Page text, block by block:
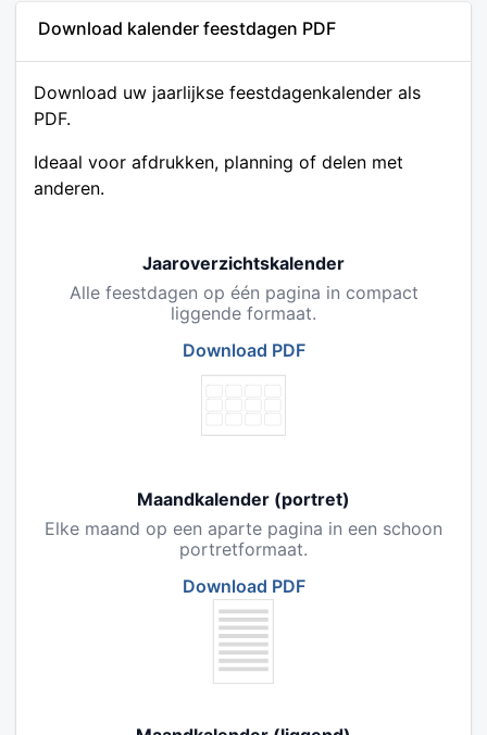
Download kalender feestdagen PDF
Download uw jaarlijkse feestdagenkalender als
PDF.
Ideaal voor afdrukken, planning of delen met
anderen.
Jaaroverzichtskalender
Alle feestdagen op één pagina in compact
liggende formaat.
Download PDF
Maandkalender (portret)
Elke maand op een aparte pagina in een schoon
portretformaat.
Download PDF